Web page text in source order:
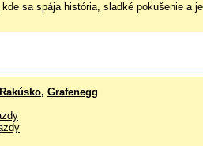
sa spája história, sladké pokušenie
, Grafenegg